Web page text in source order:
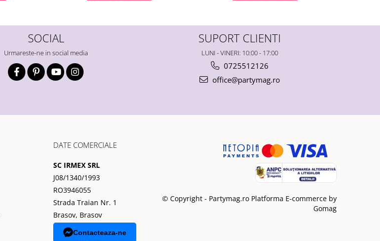
SOCIAL
Urmareste-ne in social media
SUPORT CLIENTI
LUNI - VINERI: 10:00 - 17:00
0725512126
office@partymag.ro
DATE COMERCIALE
SC IRMEX SRL
J08/1340/1993
RO3946055
Strada Traian Nr. 1
Brasov, Brasov
Contacteaza-ne
© Copyright - Partymag.ro Platforma E-commerce by
Gomag